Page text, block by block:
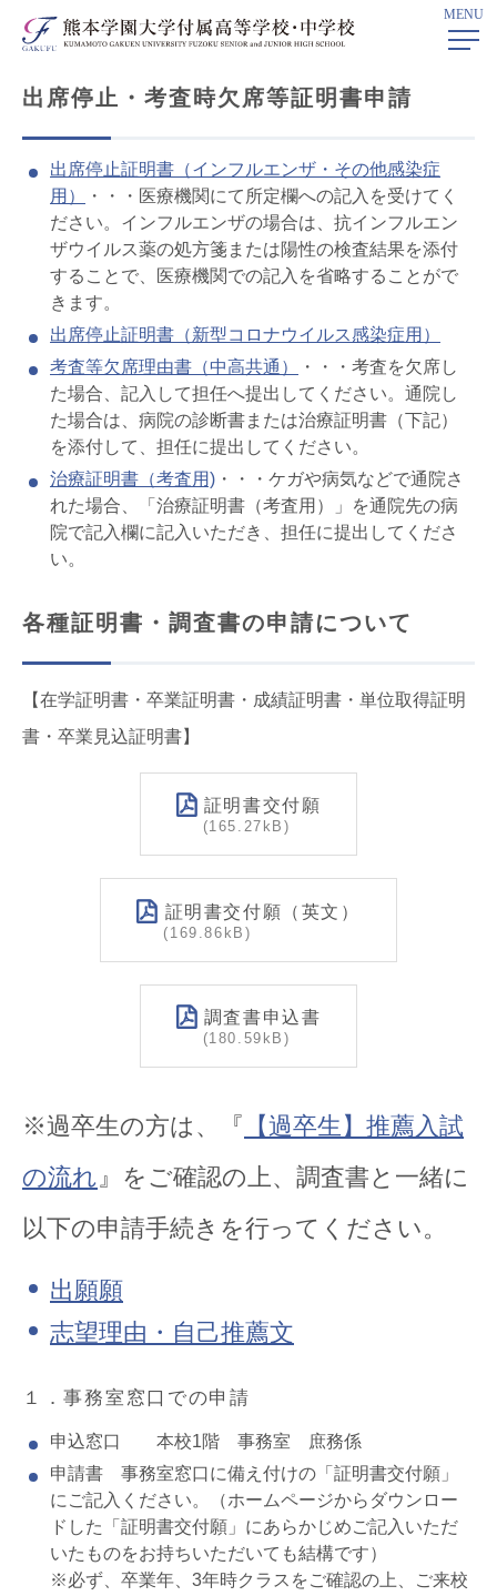
MENU
ホーム > 各種証明書申請
出席停止・考査時欠席等証明書申請
出席停止証明書（インフルエンザ・その他感染症
用）
・・・医療機関にて所定欄への記入を受けてく
ださい。インフルエンザの場合は、抗インフルエン
ザウイルス薬の処方箋または陽性の検査結果を添付
することで、医療機関での記入を省略することがで
きます。
出席停止証明書（新型コロナウイルス感染症用）
考査等欠席理由書（中高共通）
・・・考査を欠席し
た場合、記入して担任へ提出してください。通院し
た場合は、病院の診断書または治療証明書（下記）
を添付して、担任に提出してください。
治療証明書（考査用) ・・・ケガや病気などで通院さ
れた場合、「治療証明書（考査用）」を通院先の病
院で記入欄に記入いただき、担任に提出してくださ
い。
各種証明書・調査書の申請について
【在学証明書・卒業証明書・成績証明書・単位取得証明
書・卒業見込証明書】
証明書交付願
165.27kB
証明書交付願（英文）
169.86kB
調査書申込書
180.59kB
※過卒生の方は、『 【過卒生】推薦入試
の流れ』をご確認の上、調査書と一緒に
以下の申請手続きを行ってください。
出願願
志望理由・自己推薦文
１．事務室窓口での申請
申込窓口 本校1階 事務室 庶務係
申請書 事務室窓口に備え付けの「証明書交付願」
にご記入ください。（ホームページからダウンロー
ドした「証明書交付願」にあらかじめご記入いただ
いたものをお持ちいただいても結構です）
※必ず、卒業年、3年時クラスをご確認の上、ご来校